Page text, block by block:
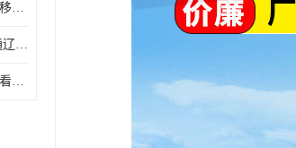
佛山大型架空电动棚 过道移动雨蓬 屋轨道悬空棚免费测量
篮球场景观棚 提供图纸 通辽膜结构厂家
北海物流雨棚厂家 体育场看台雨棚 价格优惠